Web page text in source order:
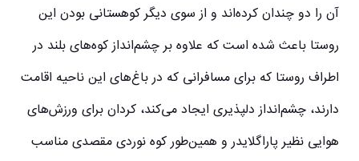
آن را دو چندان کرده‌اند و از سوی دیگر کوهستانی بودن این
روستا باعث شده است که علاوه بر چشم‌انداز کوه‌های بلند در
اطراف روستا که برای مسافرانی که در باغ‌های این ناحیه اقامت
دارند، چشم‌انداز دلپذیری ایجاد می‌کند، کردان برای ورزش‌های
هوایی نظیر پاراگلایدر و همین‌طور کوه نوردی مقصدی مناسب